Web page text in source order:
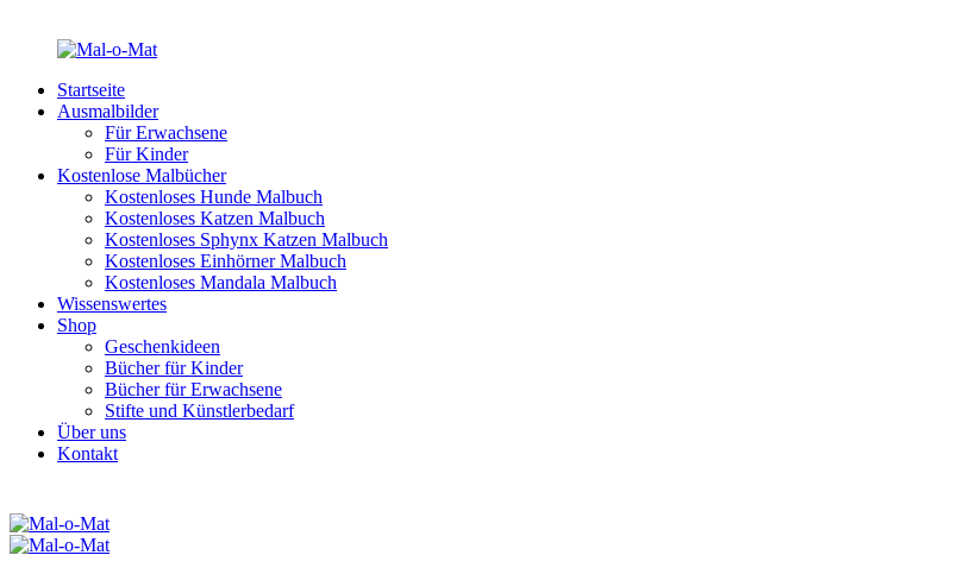
Startseite
Ausmalbilder
Für Erwachsene
Für Kinder
Kostenlose Malbücher
Kostenloses Hunde Malbuch
Kostenloses Katzen Malbuch
Kostenloses Sphynx Katzen Malbuch
Kostenloses Einhörner Malbuch
Kostenloses Mandala Malbuch
Wissenswertes
Shop
Geschenkideen
Bücher für Kinder
Bücher für Erwachsene
Stifte und Künstlerbedarf
Über uns
Kontakt